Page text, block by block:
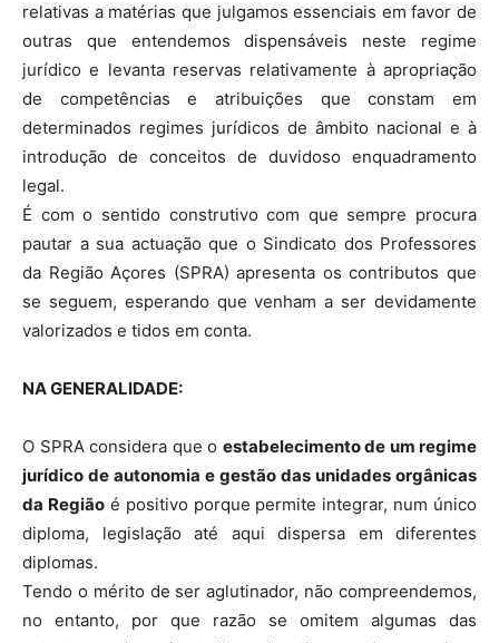
relativas a matérias que julgamos essenciais em favor de
outras que entendemos dispensáveis neste regime
jurídico e levanta reservas relativamente à apropriação
de competências e atribuições que constam em
determinados regimes jurídicos de âmbito nacional e à
introdução de conceitos de duvidoso enquadramento
legal.
É com o sentido construtivo com que sempre procura
pautar a sua actuação que o Sindicato dos Professores
da Região Açores (SPRA) apresenta os contributos que
se seguem, esperando que venham a ser devidamente
valorizados e tidos em conta.
NA GENERALIDADE:
O SPRA considera que o estabelecimento de um regime
jurídico de autonomia e gestão das unidades orgânicas
da Regiãoé positivo porque permite integrar, num único
diploma, legislação até aqui dispersa em diferentes
diplomas.
Tendo o mérito de ser aglutinador, não compreendemos,
no entanto, por que razão se omitem algumas das